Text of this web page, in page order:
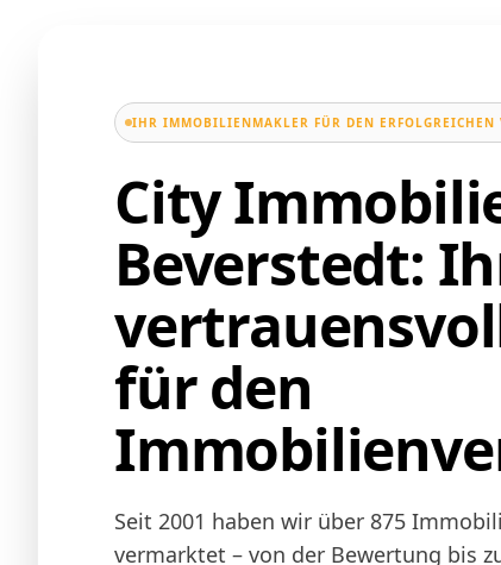
IHR IMMOBILIENMAKLER FÜR DEN ERFOLGREICHEN
City
Beverstedt:
für den
Seit 2001 haben wir über 875
vermarktet – von der Bewertung bis